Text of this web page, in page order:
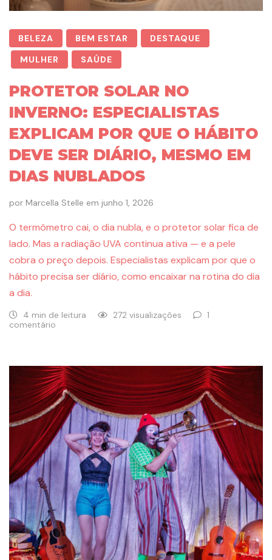
BELEZA BEM ESTAR
DESTAQUE
MULHER
SAÚDE
PROTETOR SOLAR NO
INVERNO: ESPECIALISTAS
EXPLICAM POR QUE O HÁBITO
DEVE SER DIÁRIO, MESMO EM
DIAS NUBLADOS
por Marcella Stelle em junho 1, 2026
O termômetro cai, o dia nubla, e o protetor solar fica de
lado. Mas a radiação UVA continua ativa — e a pele
cobra o preço depois. Especialistas explicam por que o
hábito precisa ser diário, como encaixar na rotina do dia
a dia.
4 min de leitura 272 visualizações
1
comentário